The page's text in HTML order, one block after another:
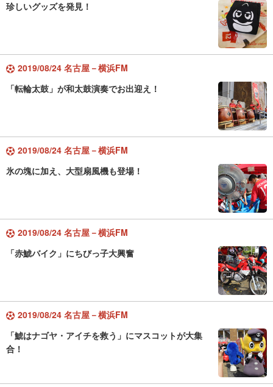
珍しいグッズを発見！
2019/08/24 名古屋－横浜FM
「転輪太鼓」が和太鼓演奏でお出迎え！
2019/08/24 名古屋－横浜FM
氷の塊に加え、大型扇風機も登場！
2019/08/24 名古屋－横浜FM
「赤鯱バイク」にちびっ子大興奮
2019/08/24 名古屋－横浜FM
「鯱はナゴヤ・アイチを救う」にマスコットが大集
合！